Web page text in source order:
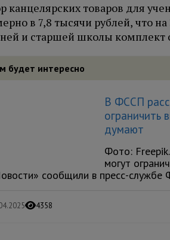
канцелярских товаров для
в 7,8 тысячи рублей, что
и старшей школы комплект
будет интересно
В ФССП
ограничить
думают
Фото:
могут
сообщили в пресс-службе
4358